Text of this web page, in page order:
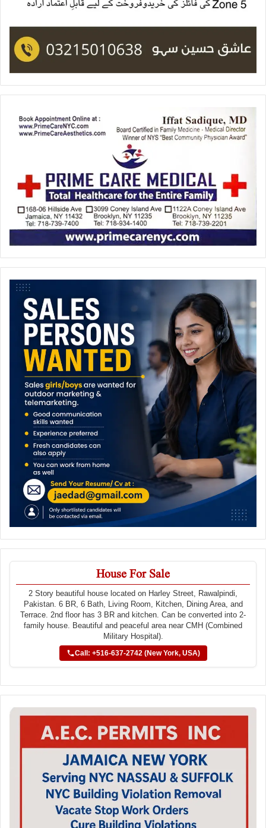
House For Sale
2 Story beautiful house located on Harley Street, Rawalpindi,
Pakistan. 6 BR, 6 Bath, Living Room, Kitchen, Dining Area, and
Terrace. 2nd floor has 3 BR and kitchen. Can be converted into 2-
family house. Beautiful and peaceful area near CMH (Combined
Military Hospital).
Call: +516-637-2742 (New York, USA)